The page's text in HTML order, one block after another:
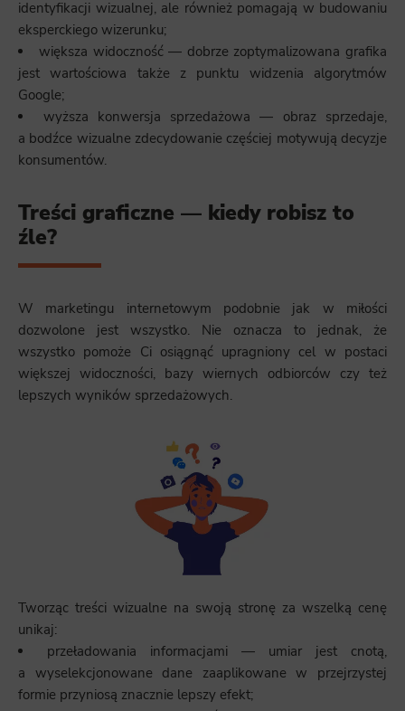
identyfikacji wizualnej, ale również pomagają w budowaniu
eksperckiego wizerunku;
większa widoczność — dobrze zoptymalizowana grafika
jest wartościowa także z punktu widzenia algorytmów
Google;
wyższa konwersja sprzedażowa — obraz sprzedaje,
a bodźce wizualne zdecydowanie częściej motywują decyzje
konsumentów.
Treści graficzne — kiedy robisz to
źle?
W marketingu internetowym podobnie jak w miłości
dozwolone jest wszystko. Nie oznacza to jednak, że
wszystko pomoże Ci osiągnąć upragniony cel w postaci
większej widoczności, bazy wiernych odbiorców czy też
lepszych wyników sprzedażowych.
Tworząc treści wizualne na swoją stronę za wszelką cenę
unikaj:
przeładowania informacjami — umiar jest cnotą,
a wyselekcjonowane dane zaaplikowane w przejrzystej
formie przyniosą znacznie lepszy efekt;